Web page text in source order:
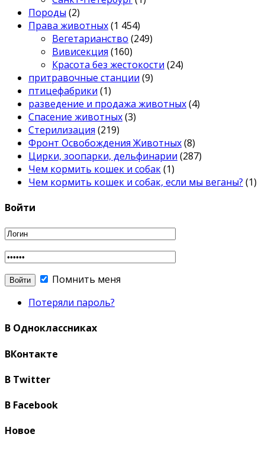
Породы (2)
Права животных(1 454)
Вегетарианство (249)
Вивисекция (160)
Красота без жестокости (24)
притравочные станции (9)
птицефабрики (1)
разведение и продажа животных(4)
Спасение животных(3)
Стерилизация (219)
Фронт Освобождения Животных(8)
Цирки, зоопарки, дельфинарии (287)
Чем кормить кошек и собак(1)
Чем кормить кошек и собак, если мы веганы? (1)
Войти
Помнить меня
Потеряли пароль?
В Одноклассниках
ВКонтакте
В Twitter
В Facebook
Новое